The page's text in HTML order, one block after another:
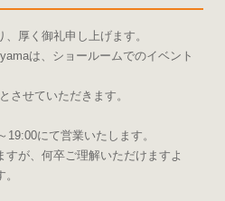
厚く御礼申し上げます。
は、ショールームでのイベント
させていただきます。
にて営業いたします。
が、何卒ご理解いただけますよ